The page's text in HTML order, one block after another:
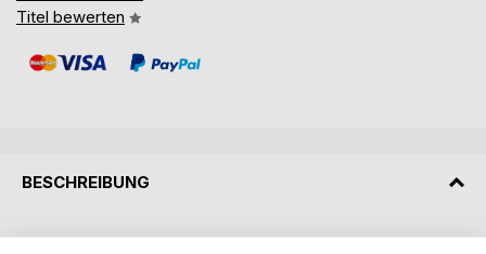
Titel bewerten
BESCHREIBUNG